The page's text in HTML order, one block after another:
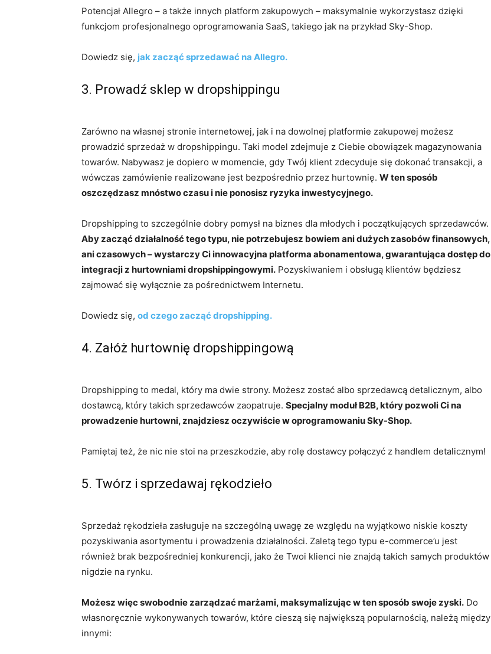
Potencjał Allegro – a także innych platform zakupowych – maksymalnie wykorzystasz dzięki
funkcjom profesjonalnego oprogramowania SaaS, takiego jak na przykład Sky-Shop.
Dowiedz się, jak zacząć sprzedawać na Allegro.
3. Prowadź sklep w dropshippingu
Zarówno na własnej stronie internetowej, jak i na dowolnej platformie zakupowej możesz
prowadzić sprzedaż w dropshippingu. Taki model zdejmuje z Ciebie obowiązek magazynowania
towarów. Nabywasz je dopiero w momencie, gdy Twój klient zdecyduje się dokonać transakcji, a
wówczas zamówienie realizowane jest bezpośrednio przez hurtownię. W ten sposób
oszczędzasz mnóstwo czasu i nie ponosisz ryzyka inwestycyjnego.
Dropshipping to szczególnie dobry pomysł na biznes dla młodych i początkujących sprzedawców.
Aby zacząć działalność tego typu, nie potrzebujesz bowiem ani dużych zasobów finansowych,
ani czasowych – wystarczy Ci innowacyjna platforma abonamentowa, gwarantująca dostęp do
integracji z hurtowniami dropshippingowymi. Pozyskiwaniem i obsługą klientów będziesz
zajmować się wyłącznie za pośrednictwem Internetu.
Dowiedz się, od czego zacząć dropshipping.
4. Załóż hurtownię dropshippingową
Dropshipping to medal, który ma dwie strony. Możesz zostać albo sprzedawcą detalicznym, albo
dostawcą, który takich sprzedawców zaopatruje. Specjalny moduł B2B, który pozwoli Ci na
prowadzenie hurtowni, znajdziesz oczywiście w oprogramowaniu Sky-Shop.
Pamiętaj też, że nic nie stoi na przeszkodzie, aby rolę dostawcy połączyć z handlem detalicznym!
5. Twórz i sprzedawaj rękodzieło
Sprzedaż rękodzieła zasługuje na szczególną uwagę ze względu na wyjątkowo niskie koszty
pozyskiwania asortymentu i prowadzenia działalności. Zaletą tego typu e-commerce’u jest
również brak bezpośredniej konkurencji, jako że Twoi klienci nie znajdą takich samych produktów
nigdzie na rynku.
Możesz więc swobodnie zarządzać marżami, maksymalizując w ten sposób swoje zyski. Do
własnoręcznie wykonywanych towarów, które cieszą się największą popularnością, należą między
innymi: